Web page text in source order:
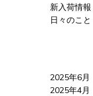
新入荷情報
日々のこと
2025年6月
2025年4月